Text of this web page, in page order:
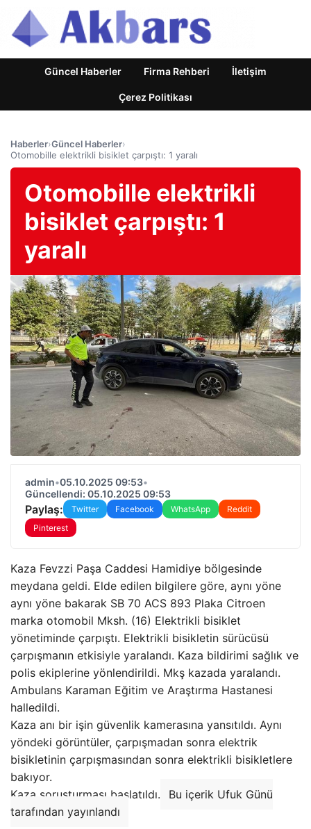
Güncel Haberler Firma Rehberi İletişim
Çerez Politikası
Haberler›Güncel Haberler›
Otomobille elektrikli bisiklet çarpıştı: 1 yaralı
Otomobille elektrikli
bisiklet çarpıştı: 1
yaralı
admin•05.10.2025 09:53•
Güncellendi: 05.10.2025 09:53
Paylaş: Twitter Facebook WhatsApp
Reddit
Pinterest
Kaza Fevzzi Paşa Caddesi Hamidiye bölgesinde
meydana geldi. Elde edilen bilgilere göre, aynı yöne
aynı yöne bakarak SB 70 ACS 893 Plaka Citroen
marka otomobil Mksh. (16) Elektrikli bisiklet
yönetiminde çarpıştı. Elektrikli bisikletin sürücüsü
çarpışmanın etkisiyle yaralandı. Kaza bildirimi sağlık ve
polis ekiplerine yönlendirildi. Mkş kazada yaralandı.
Ambulans Karaman Eğitim ve Araştırma Hastanesi
halledildi.
Kaza anı bir işin güvenlik kamerasına yansıtıldı. Aynı
yöndeki görüntüler, çarpışmadan sonra elektrik
bisikletinin çarpışmasından sonra elektrikli bisikletlere
bakıyor.
Kaza soruşturması başlatıldı.
Bu içerik Ufuk Günü
tarafından yayınlandı